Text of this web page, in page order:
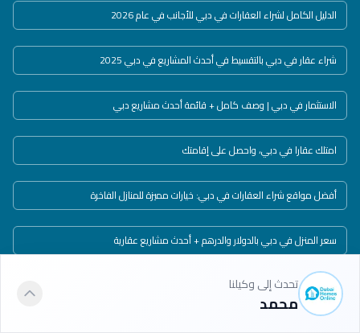
تحدث إلى وكيلنا
محمد
الدليل الكامل لشراء العقارات في دبي للأجانب في عام 2026
شراء عقار في دبي بالتقسيط في أحدث المشاريع في دبي 2025
الاستثمار في دبي | وصف كامل + قائمة أحدث مشاريع دبي
امتلك عقارا في دبي، واحصل على إقامتك
أفضل مواقع شراء العقارات في دبي: خيارات مميزة للمنازل الفاخرة
سعر المنزل في دبي بالدولار والدرهم + أحدث مشاريع عقارية
سوق العقارات في دبي: عالم من الفرص الاستثمارية